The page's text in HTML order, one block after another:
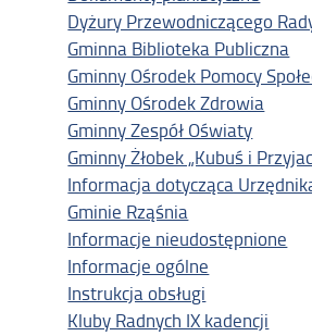
Dyżury Przewodniczącego
Gminna Biblioteka Publiczna
Gminny Ośrodek Pomocy
Gminny Ośrodek Zdrowia
Gminny Zespół Oświaty
Gminny Żłobek „Kubuś i
Informacja dotycząca
Gminie Rząśnia
Informacje nieudostępnione
Informacje ogólne
Instrukcja obsługi
Kluby Radnych IX kadencji